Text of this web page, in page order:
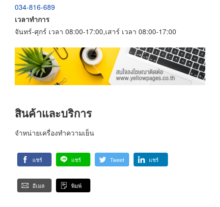
034-816-689
เวลาทำการ
จันทร์-ศุกร์ เวลา 08:00-17:00,เสาร์ เวลา 08:00-17:00
สินค้าและบริการ
จำหน่ายเครื่องทำความเย็น
แชร์ แชร์ Tweet แชร์
อีเมล พิมพ์